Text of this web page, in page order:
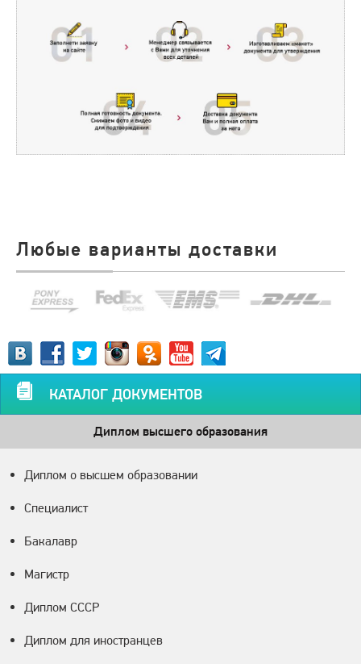
Любые варианты доставки
КАТАЛОГ ДОКУМЕНТОВ
Диплом высшего образования
Диплом о высшем образовании
Специалист
Бакалавр
Магистр
Диплом СССР
Диплом для иностранцев